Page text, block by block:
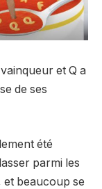
et Q a
de ses
été
parmi les
et beaucoup se